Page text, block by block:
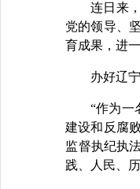
连日来，
党的领导、
育成果，进
办好辽宁
“作为一名
建设和反腐
监督执纪执
践、人民、